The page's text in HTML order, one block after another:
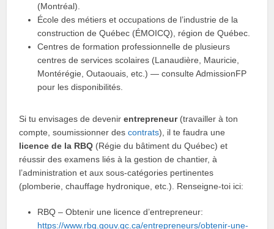
(Montréal).
École des métiers et occupations de l’industrie de la
construction de Québec (ÉMOICQ), région de Québec.
Centres de formation professionnelle de plusieurs
centres de services scolaires (Lanaudière, Mauricie,
Montérégie, Outaouais, etc.) — consulte AdmissionFP
pour les disponibilités.
Si tu envisages de devenirentrepreneur(travailler à ton
compte, soumissionner descontrats), il te faudra une
licence de la RBQ (Régie du bâtiment du Québec) et
réussir des examens liés à la gestion de chantier, à
l’administration et aux sous-catégories pertinentes
(plomberie, chauffage hydronique, etc.). Renseigne-toi ici:
RBQ – Obtenir une licence d’entrepreneur:
https://www.rbq.gouv.qc.ca/entrepreneurs/obtenir-une-